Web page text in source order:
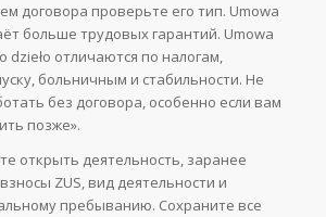
договора проверьте его тип. Umowa
больше трудовых гарантий. Umowa
dzieło отличаются по налогам,
больничным и стабильности. Не
без договора, особенно если вам
позже».
открыть деятельность, заранее
ZUS, вид деятельности и
пребыванию. Сохраните все